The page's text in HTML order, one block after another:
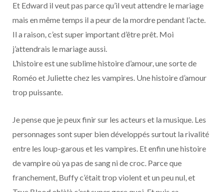
Et Edward il veut pas parce qu’il veut attendre le mariage
mais en même temps il a peur de la mordre pendant l’acte.
Il a raison, c’est super important d’être prêt. Moi
j’attendrais le mariage aussi.
L’histoire est une sublime histoire d’amour, une sorte de
Roméo et Juliette chez les vampires. Une histoire d’amour
trop puissante.
Je pense que je peux finir sur les acteurs et la musique. Les
personnages sont super bien développés surtout la rivalité
entre les loup-garous et les vampires. Et enfin une histoire
de vampire où ya pas de sang ni de croc. Parce que
franchement, Buffy c’était trop violent et un peu nul, et